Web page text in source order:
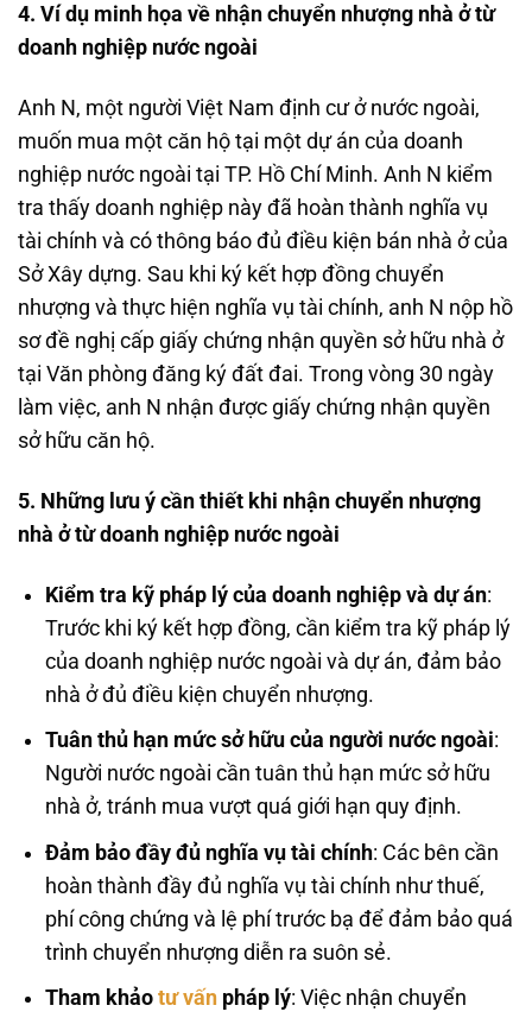
4. Ví dụ minh họa về nhận chuyển nhượng nhà ở từ
doanh nghiệp nước ngoài
Anh N, một người Việt Nam định cư ở nước ngoài,
muốn mua một căn hộ tại một dự án của doanh
nghiệp nước ngoài tại TP. Hồ Chí Minh. Anh N kiểm
tra thấy doanh nghiệp này đã hoàn thành nghĩa vụ
tài chính và có thông báo đủ điều kiện bán nhà ở của
Sở Xây dựng. Sau khi ký kết hợp đồng chuyển
nhượng và thực hiện nghĩa vụ tài chính, anh N nộp hồ
sơ đề nghị cấp giấy chứng nhận quyền sở hữu nhà ở
tại Văn phòng đăng ký đất đai. Trong vòng 30 ngày
làm việc, anh N nhận được giấy chứng nhận quyền
sở hữu căn hộ.
5. Những lưu ý cần thiết khi nhận chuyển nhượng
nhà ở từ doanh nghiệp nước ngoài
Kiểm tra kỹ pháp lý của doanh nghiệp và dự án:
Trước khi ký kết hợp đồng, cần kiểm tra kỹ pháp lý
của doanh nghiệp nước ngoài và dự án, đảm bảo
nhà ở đủ điều kiện chuyển nhượng.
Tuân thủ hạn mức sở hữu của người nước ngoài:
Người nước ngoài cần tuân thủ hạn mức sở hữu
nhà ở, tránh mua vượt quá giới hạn quy định.
Đảm bảo đầy đủ nghĩa vụ tài chính: Các bên cần
hoàn thành đầy đủ nghĩa vụ tài chính như thuế,
phí công chứng và lệ phí trước bạ để đảm bảo quá
trình chuyển nhượng diễn ra suôn sẻ.
Tham khảotư vấnpháp lý: Việc nhận chuyển